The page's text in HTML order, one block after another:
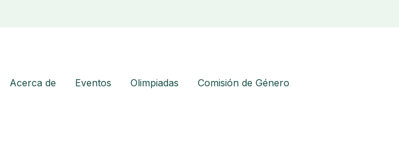
Acerca de Eventos Olimpiadas Comisión de Género